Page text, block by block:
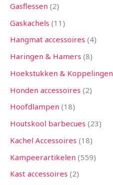
Gasflessen 2
Gaskachels 11
Hangmat accessoires 4
Haringen & Hamers 8
Hoekstukken & Koppelingen
Honden accessoires 2
Hoofdlampen 18
Houtskool barbecues 23
Kachel Accessoires 18
Kampeerartikelen 559
Kast accessoires 2